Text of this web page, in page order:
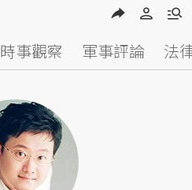
時事觀察 軍事評論 法